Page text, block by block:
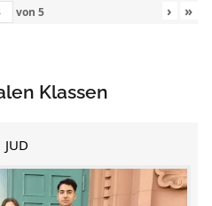
von 5 › »
Klassen
JUD